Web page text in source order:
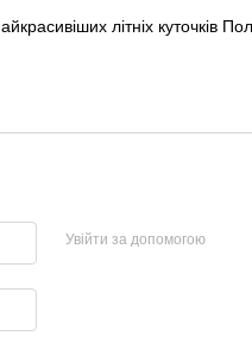
літніх куточків
Увійти за допомогою